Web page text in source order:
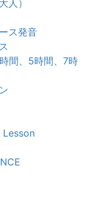
人）
ス発音
ーコース
間、5時間、7時